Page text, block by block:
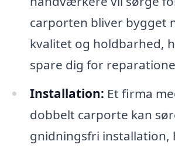
carporten bliver bygget
kvalitet og holdbarhed,
spare dig for
Installation: Et firma
dobbelt carporte kan
gnidningsfri installation,